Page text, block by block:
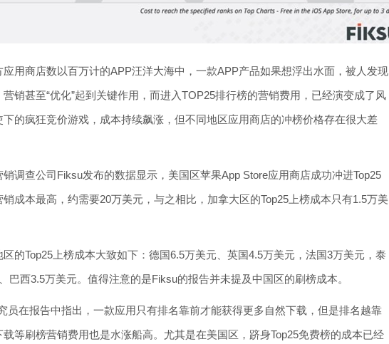
应用商店数以百万计的APP汪洋大海中，一款APP产品如果想浮出水面，被人发现
销甚至“优化”起到关键作用，而进入TOP25排行榜的营销费用，已经演变成了风
下的疯狂竞价游戏，成本持续飙涨，但不同地区应用商店的冲榜价格存在很大差
销调查公司Fiksu发布的数据显示，美国区苹果App Store应用商店成功冲进Top25
销成本最高，约需要20万美元，与之相比，加拿大区的Top25上榜成本只有1.5万美
区的Top25上榜成本大致如下：德国6.5万美元、英国4.5万美元，法国3万美元，泰
巴西3.5万美元。值得注意的是Fiksu的报告并未提及中国区的刷榜成本。
员在报告中指出，一款应用只有排名靠前才能获得更多自然下载，但是排名越靠
载等刷榜营销费用也是水涨船高。尤其是在美国区，跻身Top25免费榜的成本已经